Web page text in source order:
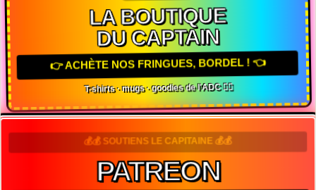
LA BOUTIQUE
DU CAPTAIN
👉 ACHÈTE NOS FRINGUES, BORDEL ! 👈
T-shirts · mugs · goodies de l'ADC 🏴‍☠️
💰💰 SOUTIENS LE CAPITAINE 💰💰
PATREON